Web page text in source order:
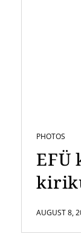
PHOTOS
EFÜ
AUGUST 8,